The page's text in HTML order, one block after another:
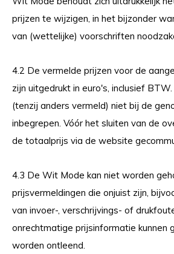
prijzen te wijzigen, in het bijzonder
van (wettelijke) voorschriften
4.2 De vermelde prijzen voor de
zijn uitgedrukt in euro's, inclusief
(tenzij anders vermeld) niet bij de
inbegrepen. Vóór het sluiten van de
de totaalprijs via de website
4.3 De Wit Mode kan niet worden
prijsvermeldingen die onjuist zijn,
van invoer-, verschrijvings- of
onrechtmatige prijsinformatie kunnen
worden ontleend.